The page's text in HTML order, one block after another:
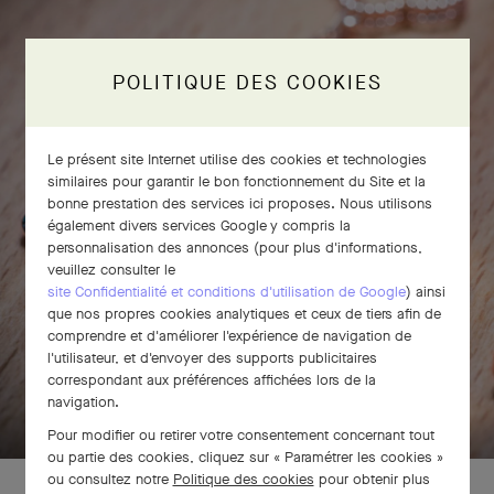
BALAYEZ POUR DÉCOUVRIR
POLITIQUE DES COOKIES
Le présent site Internet utilise des cookies et technologies
similaires pour garantir le bon fonctionnement du Site et la
bonne prestation des services ici proposes. Nous utilisons
également divers services Google y compris la
personnalisation des annonces (pour plus d'informations,
veuillez consulter le
site Confidentialité et conditions d'utilisation de Google) ainsi
que nos propres cookies analytiques et ceux de tiers afin de
comprendre et d'améliorer l'expérience de navigation de
l'utilisateur, et d'envoyer des supports publicitaires
correspondant aux préférences affichées lors de la
navigation.
Pour modifier ou retirer votre consentement concernant tout
ou partie des cookies, cliquez sur « Paramétrer les cookies »
ou consultez notre Politique des cookies pour obtenir plus